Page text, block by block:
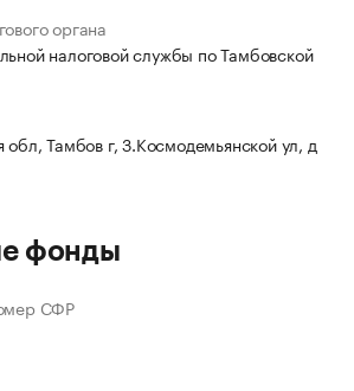
органа
налоговой службы по Тамбовской
Тамбов г, З.Космодемьянской ул, д
фонды
СФР